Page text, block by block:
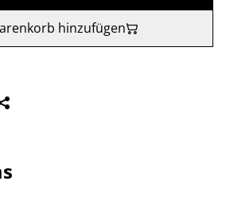
hinzufügen